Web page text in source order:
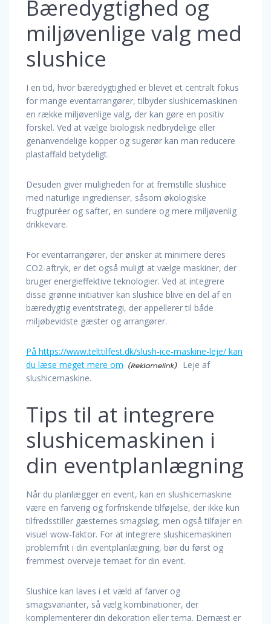
Bæredygtighed og
miljøvenlige valg med
slushice
I en tid, hvor bæredygtighed er blevet et centralt fokus
for mange eventarrangører, tilbyder slushicemaskinen
en række miljøvenlige valg, der kan gøre en positiv
forskel. Ved at vælge biologisk nedbrydelige eller
genanvendelige kopper og sugerør kan man reducere
plastaffald betydeligt.
Desuden giver muligheden for at fremstille slushice
med naturlige ingredienser, såsom økologiske
frugtpuréer og safter, en sundere og mere miljøvenlig
drikkevare.
For eventarrangører, der ønsker at minimere deres
CO2-aftryk, er det også muligt at vælge maskiner, der
bruger energieffektive teknologier. Ved at integrere
disse grønne initiativer kan slushice blive en del af en
bæredygtig eventstrategi, der appellerer til både
miljøbevidste gæster og arrangører.
På https://www.telttilfest.dk/slush-ice-maskine-leje/ kan
du læse meget mere om
Leje af
slushicemaskine.
Tips til at integrere
slushicemaskinen i
din eventplanlægning
Når du planlægger en event, kan en slushicemaskine
være en farverig og forfriskende tilføjelse, der ikke kun
tilfredsstiller gæsternes smagsløg, men også tilføjer en
visuel wow-faktor. For at integrere slushicemaskinen
problemfrit i din eventplanlægning, bør du først og
fremmest overveje temaet for din event.
Slushice kan laves i et væld af farver og
smagsvarianter, så vælg kombinationer, der
komplementerer din dekoration eller tema. Dernæst er